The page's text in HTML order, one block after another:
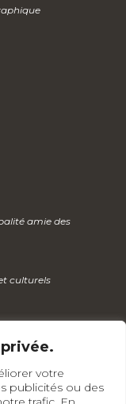
votre
publicités ou des
amie des
culturels